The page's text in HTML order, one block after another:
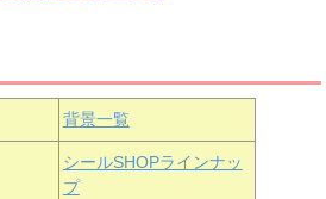
黒澤ルビィ
浦の星女学院3年生
天王寺璃奈背景一覧
シールSHOPラインナッ
プ